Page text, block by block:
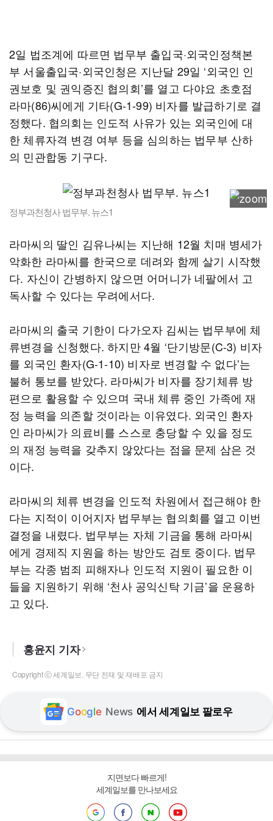
2일 법조계에 따르면 법무부 출입국·외국인정책본
부 서울출입국·외국인청은 지난달 29일 ‘외국인 인
권보호 및 권익증진 협의회’를 열고 다야요 초호점
라마(86)씨에게 기타(G-1-99) 비자를 발급하기로 결
정했다. 협의회는 인도적 사유가 있는 외국인에 대
한 체류자격 변경 여부 등을 심의하는 법무부 산하
의 민관합동 기구다.
정부과천청사 법무부. 뉴스1
라마씨의 딸인 김유나씨는 지난해 12월 치매 병세가
악화한 라마씨를 한국으로 데려와 함께 살기 시작했
다. 자신이 간병하지 않으면 어머니가 네팔에서 고
독사할 수 있다는 우려에서다.
라마씨의 출국 기한이 다가오자 김씨는 법무부에 체
류변경을 신청했다. 하지만 4월 ‘단기방문(C-3) 비자
를 외국인 환자(G-1-10) 비자로 변경할 수 없다’는
불허 통보를 받았다. 라마씨가 비자를 장기체류 방
편으로 활용할 수 있으며 국내 체류 중인 가족에 재
정 능력을 의존할 것이라는 이유였다. 외국인 환자
인 라마씨가 의료비를 스스로 충당할 수 있을 정도
의 재정 능력을 갖추지 않았다는 점을 문제 삼은 것
이다.
라마씨의 체류 변경을 인도적 차원에서 접근해야 한
다는 지적이 이어지자 법무부는 협의회를 열고 이번
결정을 내렸다. 법무부는 자체 기금을 통해 라마씨
에게 경제직 지원을 하는 방안도 검토 중이다. 법무
부는 각종 범죄 피해자나 인도적 지원이 필요한 이
들을 지원하기 위해 ‘천사 공익신탁 기금’을 운용하
고 있다.
홍윤지 기자
Copyright ⓒ 세계일보. 무단 전재 및 재배포 금지
Google News 에서 세계일보 팔로우
지면보다 빠르게!
세계일보를 만나보세요